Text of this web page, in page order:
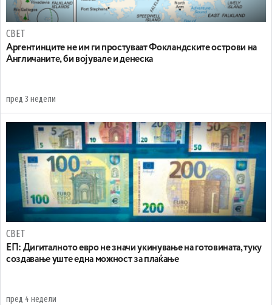
СВЕТ
Аргентинците не им ги простуваат Фокландските острови на
Англичаните, би војувале и денеска
пред 3 недели
СВЕТ
ЕП: Дигиталното евро не значи укинување на готовината, туку
создавање уште една можност за плаќање
пред 4 недели